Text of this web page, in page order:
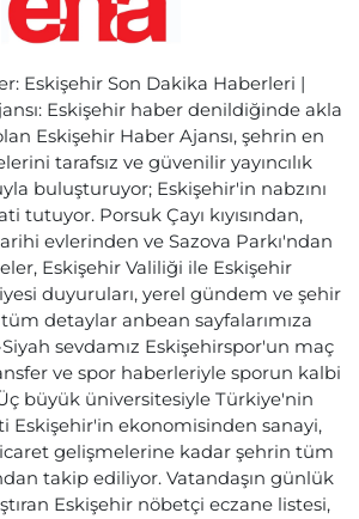
Eskişehir Son Dakika Haberleri |
Eskişehir haber denildiğinde akla
Eskişehir Haber Ajansı, şehrin en
tarafsız ve güvenilir yayıncılık
buluşturuyor; Eskişehir'in nabzını
tutuyor. Porsuk Çayı kıyısından,
evlerinden ve Sazova Parkı'ndan
Eskişehir Valiliği ile Eskişehir
duyuruları, yerel gündem ve şehir
detaylar anbean sayfalarımıza
Siyah sevdamız Eskişehirspor'un maç
ve spor haberleriyle sporun kalbi
büyük üniversitesiyle Türkiye'nin
Eskişehir'in ekonomisinden sanayi,
gelişmelerine kadar şehrin tüm
takip ediliyor. Vatandaşın günlük
Eskişehir nöbetçi eczane listesi,